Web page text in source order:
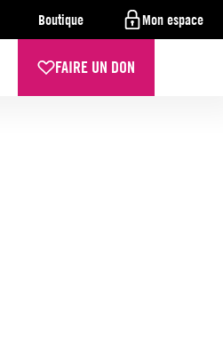
Boutique Mon espace
FAIRE UN DON